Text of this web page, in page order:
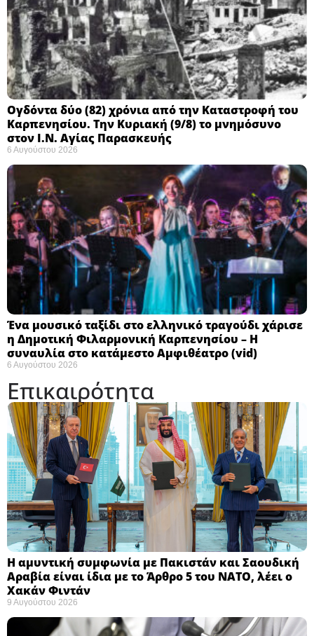
Ογδόντα δύο (82) χρόνια από την Καταστροφή του
Καρπενησίου. Την Κυριακή (9/8) το μνημόσυνο
στον Ι.Ν. Αγίας Παρασκευής
6 Αυγούστου 2026
Ένα μουσικό ταξίδι στο ελληνικό τραγούδι χάρισε
η Δημοτική Φιλαρμονική Καρπενησίου – Η
συναυλία στο κατάμεστο Αμφιθέατρο (vid)
6 Αυγούστου 2026
Επικαιρότητα
Η αμυντική συμφωνία με Πακιστάν και Σαουδική
Αραβία είναι ίδια με το Άρθρο 5 του ΝΑΤΟ, λέει ο
Χακάν Φιντάν ​
9 Αυγούστου 2026